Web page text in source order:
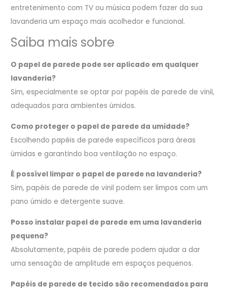
entretenimento com TV ou música podem fazer da sua
lavanderia um espaço mais acolhedor e funcional.
Saiba mais sobre
O papel de parede pode ser aplicado em qualquer
lavanderia?
Sim, especialmente se optar por papéis de parede de vinil,
adequados para ambientes úmidos.
Como proteger o papel de parede da umidade?
Escolhendo papéis de parede específicos para áreas
úmidas e garantindo boa ventilação no espaço.
É possível limpar o papel de parede na lavanderia?
Sim, papéis de parede de vinil podem ser limpos com um
pano úmido e detergente suave.
Posso instalar papel de parede em uma lavanderia
pequena?
Absolutamente, papéis de parede podem ajudar a dar
uma sensação de amplitude em espaços pequenos.
Papéis de parede de tecido são recomendados para